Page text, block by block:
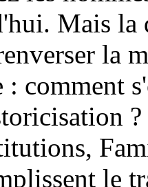
Mais la
la
: comment
le